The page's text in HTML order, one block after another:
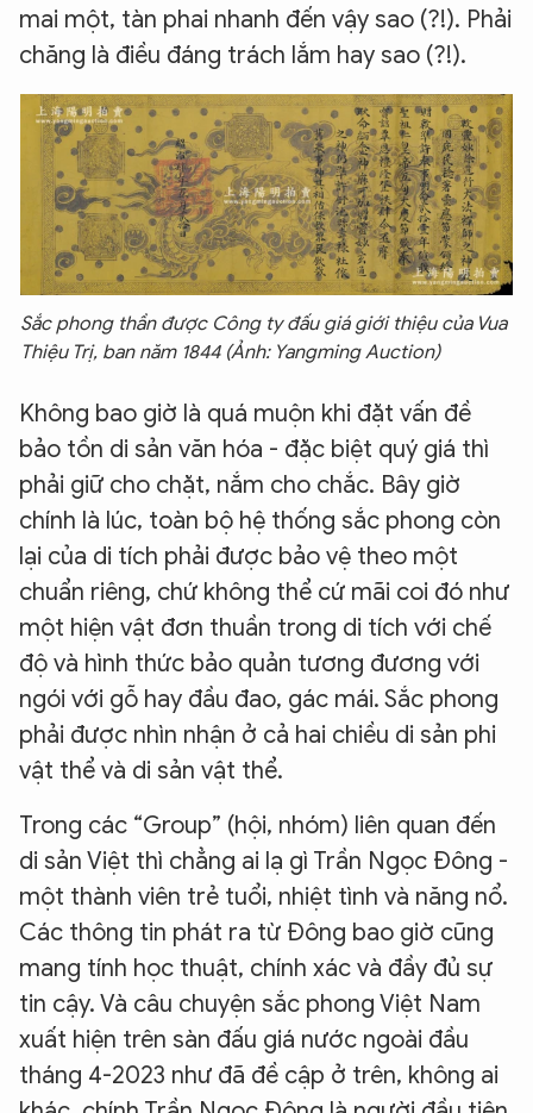
mai một, tàn phai nhanh đến vậy sao (?!). Phải
chăng là điều đáng trách lắm hay sao (?!).
Sắc phong thần được Công ty đấu giá giới thiệu của Vua
Thiệu Trị, ban năm 1844 (Ảnh: Yangming Auction)
Không bao giờ là quá muộn khi đặt vấn đề
bảo tồn di sản văn hóa - đặc biệt quý giá thì
phải giữ cho chặt, nắm cho chắc. Bây giờ
chính là lúc, toàn bộ hệ thống sắc phong còn
lại của di tích phải được bảo vệ theo một
chuẩn riêng, chứ không thể cứ mãi coi đó như
một hiện vật đơn thuần trong di tích với chế
độ và hình thức bảo quản tương đương với
ngói với gỗ hay đầu đao, gác mái. Sắc phong
phải được nhìn nhận ở cả hai chiều di sản phi
vật thể và di sản vật thể.
Trong các “Group” (hội, nhóm) liên quan đến
di sản Việt thì chẳng ai lạ gì Trần Ngọc Đông -
một thành viên trẻ tuổi, nhiệt tình và năng nổ.
Các thông tin phát ra từ Đông bao giờ cũng
mang tính học thuật, chính xác và đầy đủ sự
tin cậy. Và câu chuyện sắc phong Việt Nam
xuất hiện trên sàn đấu giá nước ngoài đầu
tháng 4-2023 như đã đề cập ở trên, không ai